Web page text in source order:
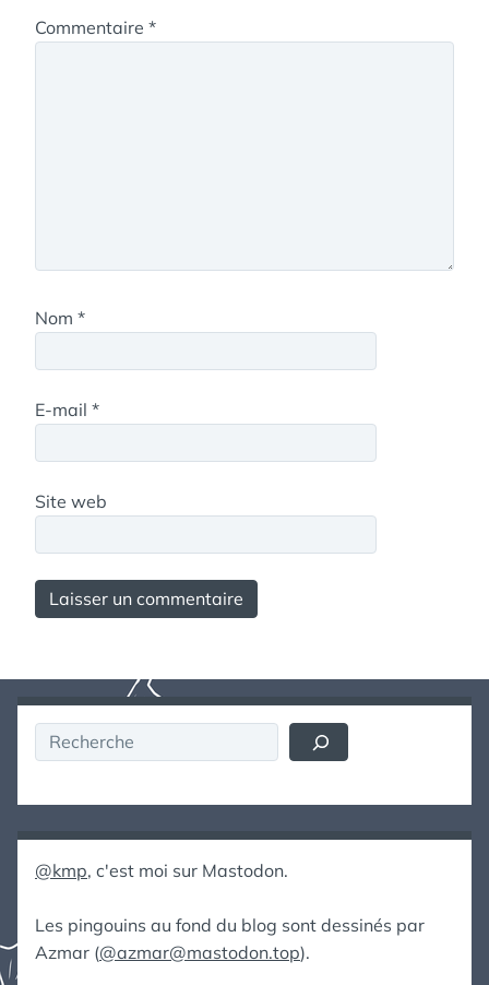
Commentaire *
Nom *
E-mail *
Site web
Rechercher
@kmp, c'est moi sur Mastodon.
Les pingouins au fond du blog sont dessinés par
Azmar (@azmar@mastodon.top).